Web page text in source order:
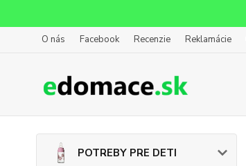
O nás Facebook Recenzie Reklamácie
POTREBY PRE DETI